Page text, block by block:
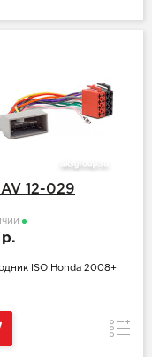
12-029
ISO Honda 2008+